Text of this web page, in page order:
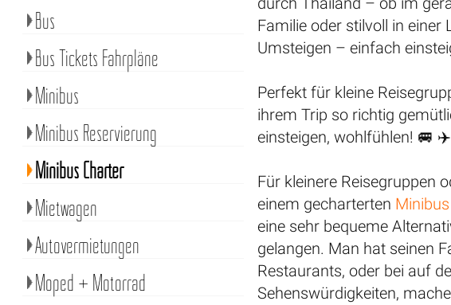
Familie oder stilvoll in einer
Umsteigen – einfach
Perfekt für kleine
ihrem Trip so richtig
einsteigen, wohlfühlen! 🚐
Für kleinere Reisegruppen
einem gecharterten Minibus
eine sehr bequeme
gelangen. Man hat seinen
Restaurants, oder bei auf
Sehenswürdigkeiten,
Bus
Bus Tickets Fahrpläne
Minibus
Minibus Reservierung
Minibus Charter
Mietwagen
Autovermietungen
Moped + Motorrad